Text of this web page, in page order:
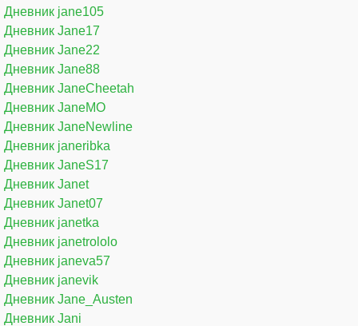
Дневник jane105
Дневник Jane17
Дневник Jane22
Дневник Jane88
Дневник JaneCheetah
Дневник JaneMO
Дневник JaneNewline
Дневник janeribka
Дневник JaneS17
Дневник Janet
Дневник Janet07
Дневник janetka
Дневник janetrololo
Дневник janeva57
Дневник janevik
Дневник Jane_Austen
Дневник Jani